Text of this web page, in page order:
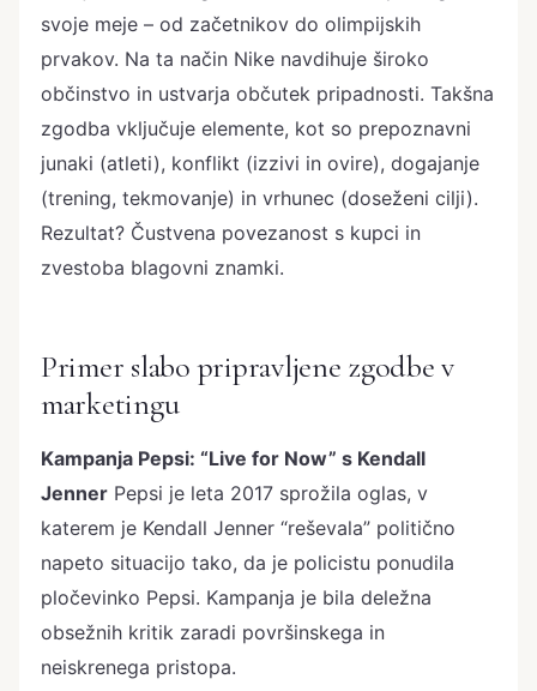
svoje meje – od začetnikov do olimpijskih
prvakov. Na ta način Nike navdihuje široko
občinstvo in ustvarja občutek pripadnosti. Takšna
zgodba vključuje elemente, kot so prepoznavni
junaki (atleti), konflikt (izzivi in ovire), dogajanje
(trening, tekmovanje) in vrhunec (doseženi cilji).
Rezultat? Čustvena povezanost s kupci in
zvestoba blagovni znamki.
Primer slabo pripravljene zgodbe v
marketingu
Kampanja Pepsi: “Live for Now” s Kendall
Jenner Pepsi je leta 2017 sprožila oglas, v
katerem je Kendall Jenner “reševala” politično
napeto situacijo tako, da je policistu ponudila
pločevinko Pepsi. Kampanja je bila deležna
obsežnih kritik zaradi površinskega in
neiskrenega pristopa.